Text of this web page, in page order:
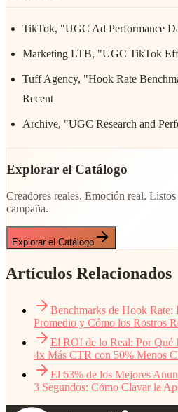
TikTok, "UGC Ad Performance
Marketing LTB, "UGC TikTok
Tuff Agency, "Hook Rate
Recent
Archive, "UGC Research and
Explorar el Catálogo
Creadores reales. Emoción real.
campaña.
Explorar el Catálogo
Artículos Relacionados
Benchmarks de Hook
Promedio y Cómo los Rostros
El ROI de lo Real: Por
4x Más CTR con 50% Menos
El 63% de los Mejores
3 Segundos: Cómo Clavar la